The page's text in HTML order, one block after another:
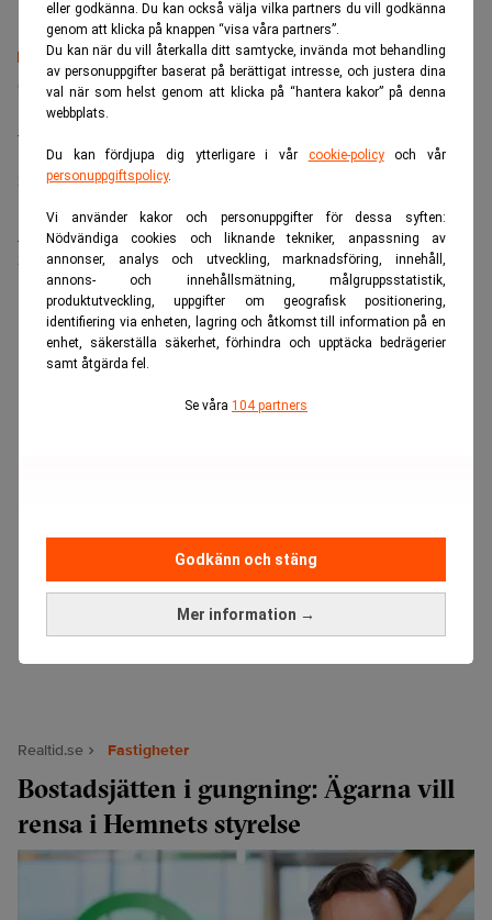
eller godkänna. Du kan också välja vilka partners du vill godkänna
genom att klicka på knappen “visa våra partners”.
Du kan när du vill återkalla ditt samtycke, invända mot behandling
av personuppgifter baserat på berättigat intresse, och justera dina
val när som helst genom att klicka på “hantera kakor” på denna
webbplats.
Du kan fördjupa dig ytterligare i vår cookie-policyoch vår
personuppgiftspolicy.
Vi använder kakor och personuppgifter för dessa syften:
Nödvändiga cookies och liknande tekniker, anpassning av
annonser, analys och utveckling, marknadsföring, innehåll,
annons- och innehållsmätning, målgruppsstatistik,
produktutveckling, uppgifter om geografisk positionering,
identifiering via enheten, lagring och åtkomst till information på en
enhet, säkerställa säkerhet, förhindra och upptäcka bedrägerier
samt åtgärda fel.
Se våra 104 partners
Mer information →
Godkänn och stäng
Senaste lediga jobben
Bolagsjurist till Eltel AB
Placering: Bromma, Stockholm
Sista ansökningsdag:
Medarbetare inom Intern styrning och kontroll till Alecta
Sista ansökningsdag:13/06/2026
ANNONS
Realtid.se Fastigheter
Bostadsjätten i gungning: Ägarna vill
rensa i Hemnets styrelse